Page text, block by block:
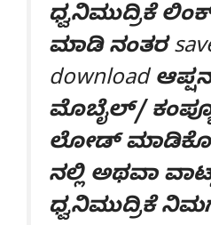
ಧ್ವನಿಮುದ್ರಿಕೆ
ಮಾಡಿ ನಂತರ
download
ಮೊಬೈಲ್/
ಲೋಡ್
ನಲ್ಲಿ ಅಥವಾ
ಧ್ವನಿಮುದ್ರಿಕೆ